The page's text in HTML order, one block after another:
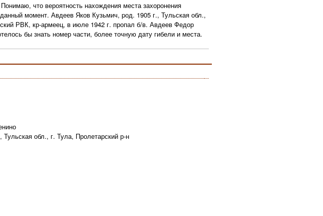
что вероятность нахождения места захоронения
момент. Авдеев Яков Кузьмич, pод. 1905 г., Тульская обл.,
РВК, кр-армеец, в июле 1942 г. пропал б/в. Авдеев Федор
бы знать номер части, более точную дату гибели и места.
обл., г. Тула, Пролетарский р-н